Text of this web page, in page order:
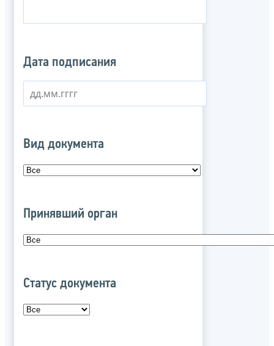
Дата подписания
Вид документа
Принявший орган
Статус документа